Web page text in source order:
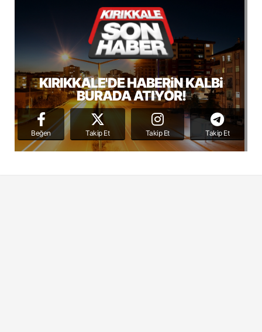
KIRIKKALE'DE HABERiN KALBi
BURADA ATIYOR!
Beğen Takip Et Takip Et Takip Et